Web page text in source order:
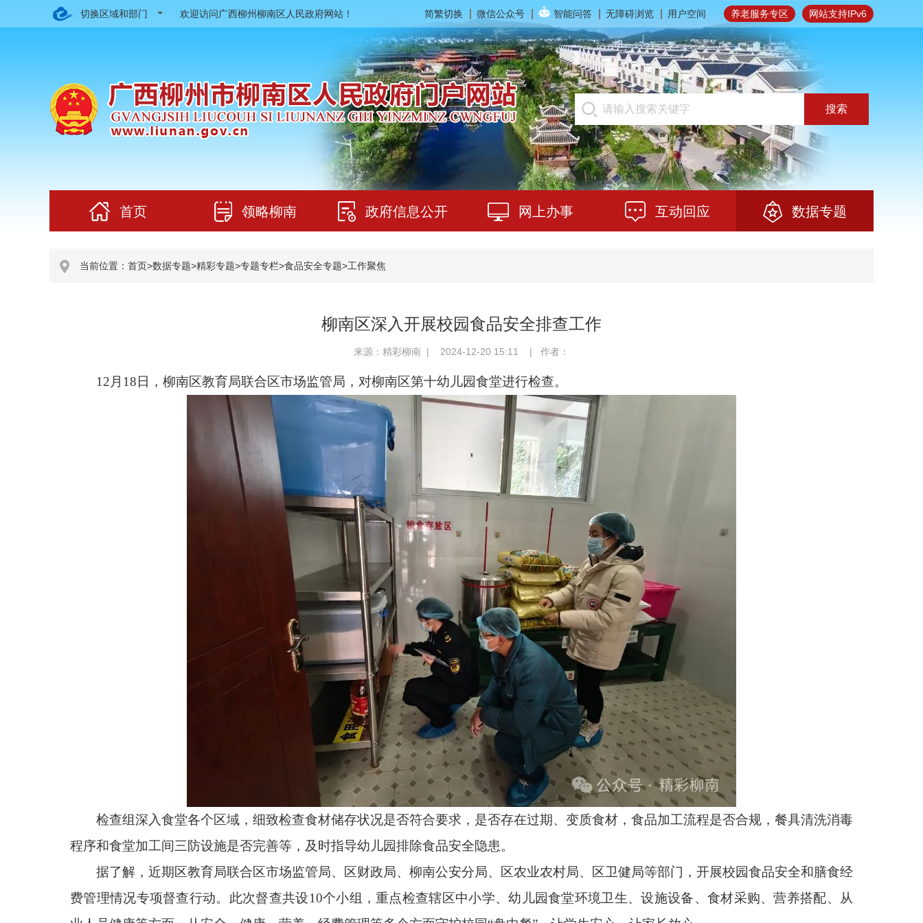
切换区域和部门 网站支持IPv6
养老服务专区
简繁切换 微信公众号 智能问答 无障碍浏览 用户空间
欢迎访问广西柳州柳南区人民政府网站！
搜索
首页 领略柳南 政府信息公开 网上办事 互动回应 数据专题
当前位置： 首页>数据专题>精彩专题>专题专栏>食品安全专题>工作聚焦
柳南区深入开展校园食品安全排查工作
来源：精彩柳南 | 2024-12-20 15:11 | 作者：
12月18日，柳南区教育局联合区市场监管局，对柳南区第十幼儿园食堂进行检查。
检查组深入食堂各个区域，细致检查食材储存状况是否符合要求，是否存在过期、变质食材，食品加工流程是否合规，餐具清洗消毒
程序和食堂加工间三防设施是否完善等，及时指导幼儿园排除食品安全隐患。
据了解，近期区教育局联合区市场监管局、区财政局、柳南公安分局、区农业农村局、区卫健局等部门，开展校园食品安全和膳食经
费管理情况专项督查行动。此次督查共设10个小组，重点检查辖区中小学、幼儿园食堂环境卫生、设施设备、食材采购、营养搭配、从